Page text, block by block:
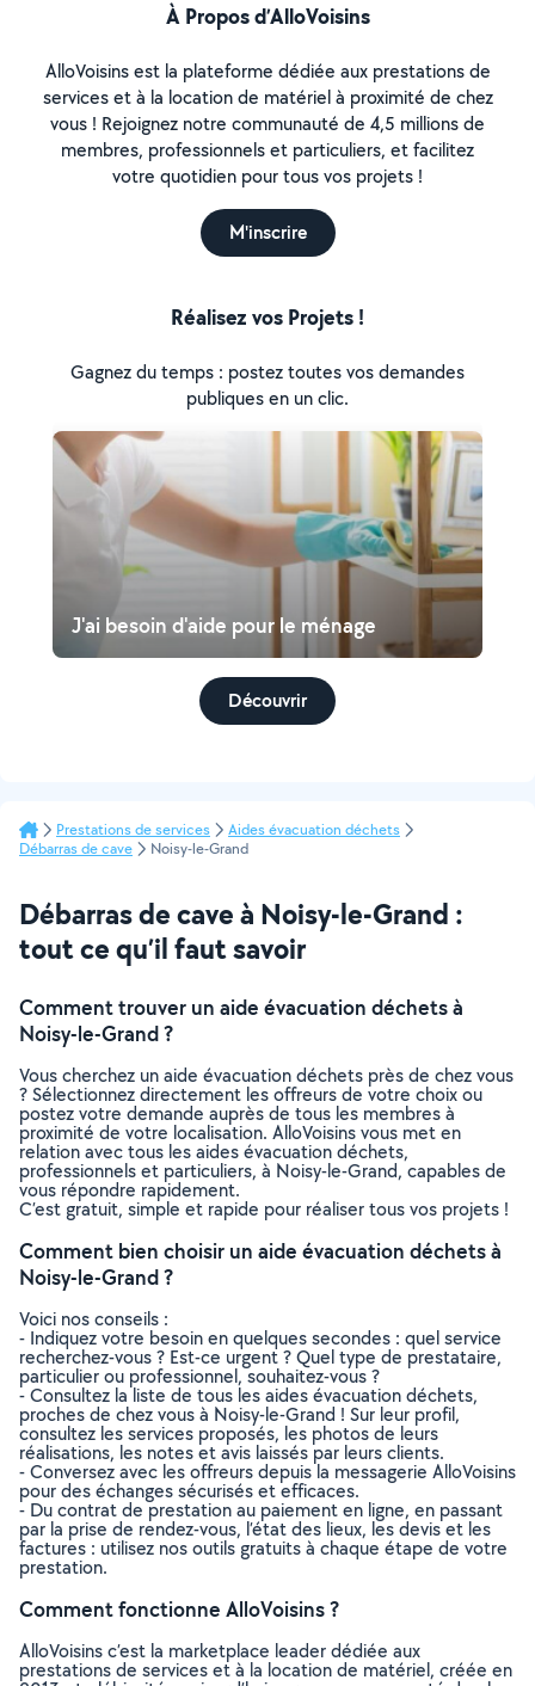
À Propos d’AlloVoisins
AlloVoisins est la plateforme dédiée aux prestations de
services et à la location de matériel à proximité de chez
vous ! Rejoignez notre communauté de 4,5 millions de
membres, professionnels et particuliers, et facilitez
votre quotidien pour tous vos projets !
M'inscrire
Réalisez vos Projets !
Gagnez du temps : postez toutes vos demandes
publiques en un clic.
J'ai besoin d'aide pour le ménage
Découvrir
Prestations de services
Aides évacuation déchets
Débarras de cave
Noisy-le-Grand
Débarras de cave à Noisy-le-Grand :
tout ce qu’il faut savoir
Comment trouver un aide évacuation déchets à
Noisy-le-Grand ?
Vous cherchez un aide évacuation déchets près de chez vous
? Sélectionnez directement les offreurs de votre choix ou
postez votre demande auprès de tous les membres à
proximité de votre localisation. AlloVoisins vous met en
relation avec tous les aides évacuation déchets,
professionnels et particuliers, à Noisy-le-Grand, capables de
vous répondre rapidement.
C’est gratuit, simple et rapide pour réaliser tous vos projets !
Comment bien choisir un aide évacuation déchets à
Noisy-le-Grand ?
Voici nos conseils :
- Indiquez votre besoin en quelques secondes : quel service
recherchez-vous ? Est-ce urgent ? Quel type de prestataire,
particulier ou professionnel, souhaitez-vous ?
- Consultez la liste de tous les aides évacuation déchets,
proches de chez vous à Noisy-le-Grand ! Sur leur profil,
consultez les services proposés, les photos de leurs
réalisations, les notes et avis laissés par leurs clients.
- Conversez avec les offreurs depuis la messagerie AlloVoisins
pour des échanges sécurisés et efficaces.
- Du contrat de prestation au paiement en ligne, en passant
par la prise de rendez-vous, l’état des lieux, les devis et les
factures : utilisez nos outils gratuits à chaque étape de votre
prestation.
Comment fonctionne AlloVoisins ?
AlloVoisins c’est la marketplace leader dédiée aux
prestations de services et à la location de matériel, créée en